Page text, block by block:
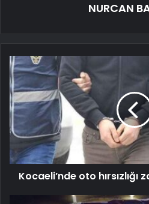
NURCAN
Kocaeli’nde oto hırsızlığı